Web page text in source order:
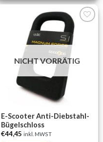
product
options
chosen
product
page
Auf die
Wunschliste
NICHT VORRÄTIG
E-Scooter Anti-Diebstahl-
Bügelschloss
€44,45 inkl. MWST